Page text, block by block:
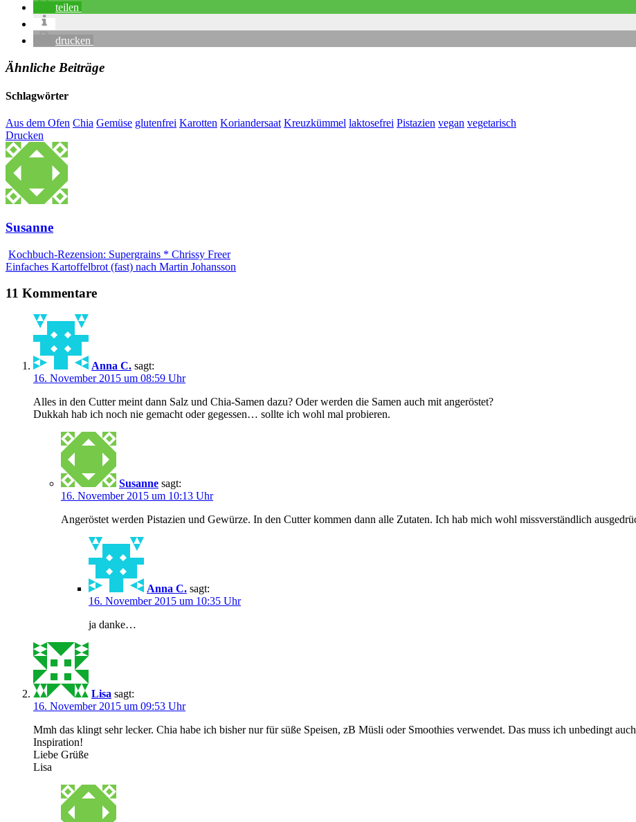
teilen
drucken
Ähnliche Beiträge
Schlagwörter
Aus dem Ofen Chia Gemüse glutenfrei Karotten Koriandersaat Kreuzkümmel laktosefrei Pistazien vegan vegetarisch
Drucken
Susanne
Kochbuch-Rezension: Supergrains * Chrissy Freer
Einfaches Kartoffelbrot (fast) nach Martin Johansson
11 Kommentare
Anna C. sagt:
16. November 2015 um 08:59 Uhr
Alles in den Cutter meint dann Salz und Chia-Samen dazu? Oder werden die Samen auch mit angeröstet?
Dukkah hab ich noch nie gemacht oder gegessen… sollte ich wohl mal probieren.
Susanne sagt:
16. November 2015 um 10:13 Uhr
Angeröstet werden Pistazien und Gewürze. In den Cutter kommen dann alle Zutaten. Ich hab mich wohl missverständlich
Anna C. sagt:
16. November 2015 um 10:35 Uhr
ja danke…
Lisa sagt:
16. November 2015 um 09:53 Uhr
Mmh das klingt sehr lecker. Chia habe ich bisher nur für süße Speisen, zB Müsli oder Smoothies verwendet. Das muss ich unbedingt
Inspiration!
Liebe Grüße
Lisa